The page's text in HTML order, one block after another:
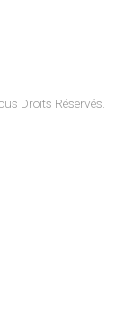
Droits Réservés.